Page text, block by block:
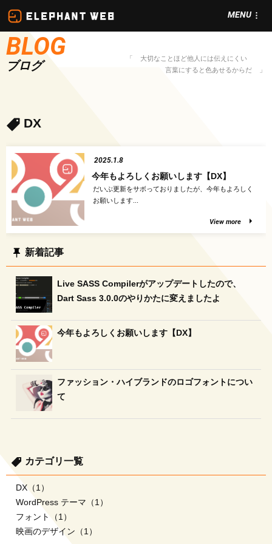
ン
ッ
MENU
BLOG
ブログ
大切なことほど他人には伝えにくい
言葉にすると色あせるからだ
DX
" alt="今年もよろ
しくお願いします
2025.1.8
今年もよろしくお願いします【DX】
だいぶ更新をサボっておりましたが、今年もよろしく
お願いします...
View more
新着記事
Live SASS Compilerがアップデートしたので、
Dart Sass 3.0.0のやりかたに変えましたよ
今年もよろしくお願いします【DX】
ファッション・ハイブランドのロゴフォントについ
て
カテゴリ一覧
DX （1）
WordPress テーマ （1）
フォント
（1）
映画のデザイン （1）